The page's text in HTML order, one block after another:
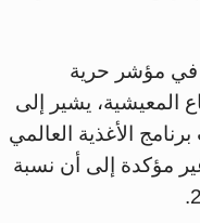
تحتل المرتبة الأخيرة (180 من أصل 180 دولة) في مؤشر حرية
المعيشية، يشير إلى
الأغذية العالمي
غير مؤكدة إلى أن نسبة